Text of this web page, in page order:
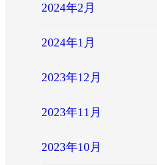
2024年2月
2024年1月
2023年12月
2023年11月
2023年10月